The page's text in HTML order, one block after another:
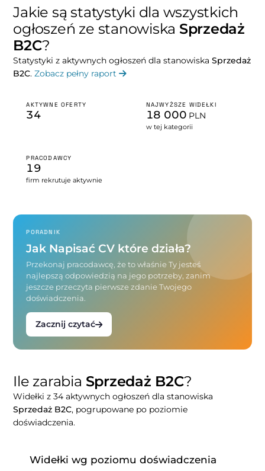
Jakie są statystyki dla wszystkich
ogłoszeń ze stanowiska Sprzedaż
B2C?
Statystyki z aktywnych ogłoszeń dla stanowiskaSprzedaż
B2C.Zobacz pełny raport
AKTYWNE OFERTY
34
NAJWYŻSZE WIDEŁKI
18 000 PLN
w tej kategorii
PRACODAWCY
19
firm rekrutuje aktywnie
PORADNIK
Jak Napisać CV które działa?
Przekonaj pracodawcę, że to właśnie Ty jesteś
najlepszą odpowiedzią na jego potrzeby, zanim
jeszcze przeczyta pierwsze zdanie Twojego
doświadczenia.
Zacznij czytać
Ile zarabia Sprzedaż B2C?
Widełki z 34 aktywnych ogłoszeń dla stanowiska
Sprzedaż B2C, pogrupowane po poziomie
doświadczenia.
Widełki wg poziomu doświadczenia